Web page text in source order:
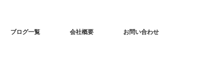
ブログ一覧 会社概要 お問い合わせ